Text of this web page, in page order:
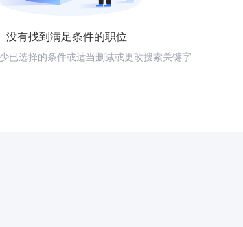
没有找到满足条件的职位
已选择的条件或适当删减或更改搜索关键字